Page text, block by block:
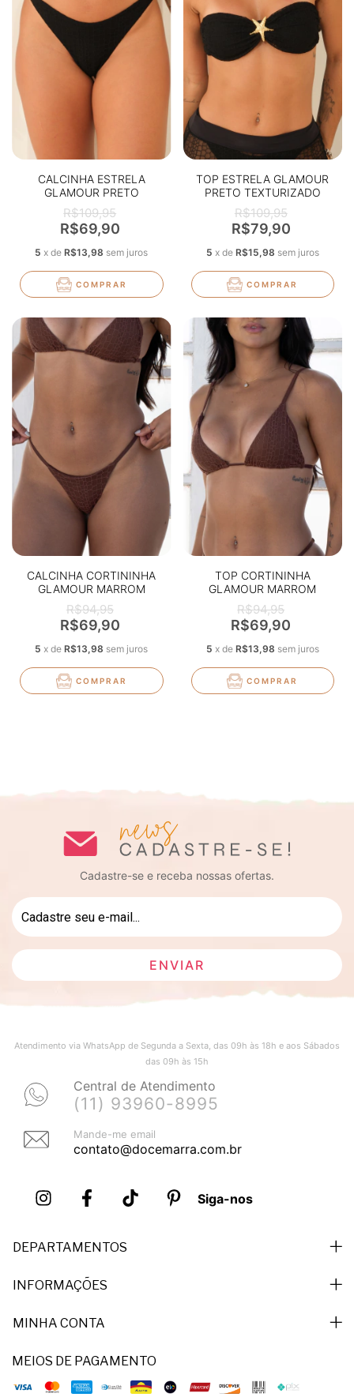
CALCINHA ESTRELA
GLAMOUR PRETO
TEXTURIZADO
R$109,95
R$69,90
5 xdeR$13,98 sem juros
COMPRAR
TOP ESTRELA GLAMOUR
PRETO TEXTURIZADO
R$109,95
R$79,90
5 x de R$15,98 sem juros
COMPRAR
CALCINHA CORTININHA
GLAMOUR MARROM
TEXTURIZADO
R$94,95
R$69,90
5 xdeR$13,98 sem juros
COMPRAR
TOP CORTININHA
GLAMOUR MARROM
TEXTURIZADO
R$94,95
R$69,90
5 x de R$13,98 sem juros
COMPRAR
Cadastre-se e receba nossas ofertas.
Atendimento via WhatsApp de Segunda a Sexta, das 09h às 18h e aos Sábados
das 09h às 15h
Central de Atendimento
(11) 93960-8995
Mande-me email
contato@docemarra.com.br
Siga-nos
DEPARTAMENTOS
INFORMAÇÕES
MINHA CONTA
MEIOS DE PAGAMENTO